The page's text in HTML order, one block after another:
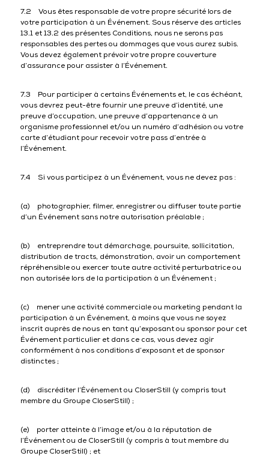
7.2 Vous êtes responsable de votre propre sécurité lors de
votre participation à un Événement. Sous réserve des articles
13.1 et 13.2 des présentes Conditions, nous ne serons pas
responsables des pertes ou dommages que vous aurez subis.
Vous devez également prévoir votre propre couverture
d’assurance pour assister à l’Événement.
7.3 Pour participer à certains Événements et, le cas échéant,
vous devrez peut-être fournir une preuve d’identité, une
preuve d’occupation, une preuve d’appartenance à un
organisme professionnel et/ou un numéro d’adhésion ou votre
carte d’étudiant pour recevoir votre pass d’entrée à
l’Événement.
7.4 Si vous participez à un Événement, vous ne devez pas :
(a) photographier, filmer, enregistrer ou diffuser toute partie
d’un Événement sans notre autorisation préalable ;
(b) entreprendre tout démarchage, poursuite, sollicitation,
distribution de tracts, démonstration, avoir un comportement
répréhensible ou exercer toute autre activité perturbatrice ou
non autorisée lors de la participation à un Événement ;
(c) mener une activité commerciale ou marketing pendant la
participation à un Événement, à moins que vous ne soyez
inscrit auprès de nous en tant qu’exposant ou sponsor pour cet
Événement particulier et dans ce cas, vous devez agir
conformément à nos conditions d’exposant et de sponsor
distinctes ;
(d) discréditer l’Événement ou CloserStill (y compris tout
membre du Groupe CloserStill) ;
(e) porter atteinte à l’image et/ou à la réputation de
l’Événement ou de CloserStill (y compris à tout membre du
Groupe CloserStill) ; et